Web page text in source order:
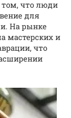
том, что люди
для
На рынке
мастерских и
что